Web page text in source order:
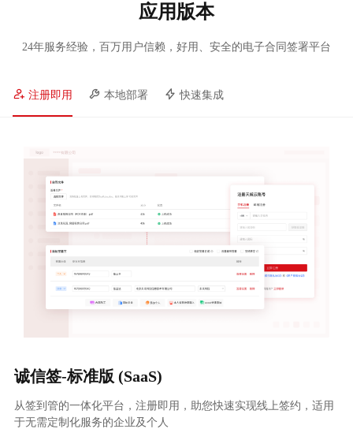
应用版本
24年服务经验，百万用户信赖，好用、安全的电子合同签署平台
注册即用 本地部署 快速集成
诚信签-标准版 (SaaS)
从签到管的一体化平台，注册即用，助您快速实现线上签约，适用
于无需定制化服务的企业及个人